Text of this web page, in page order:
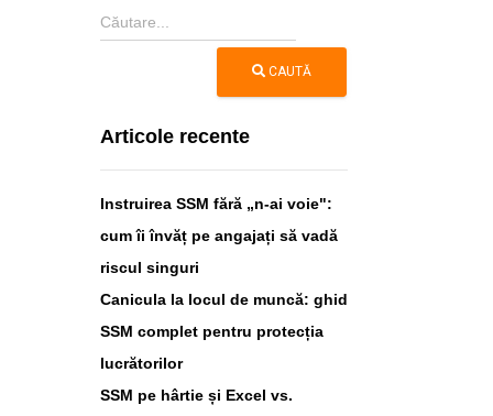
CAUTĂ
Articole recente
Instruirea SSM fără „n-ai voie":
cum îi învăț pe angajați să vadă
riscul singuri
Canicula la locul de muncă: ghid
SSM complet pentru protecția
lucrătorilor
SSM pe hârtie și Excel vs.